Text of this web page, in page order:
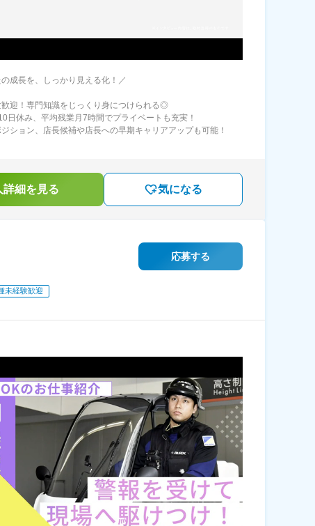
成長を、しっかり見える化！／
迎！専門知識をじっくり身につけられる◎
日休み、平均残業月7時間でプライベートも充実！
ション、店長候補や店長への早期キャリアアップも可能！
詳細を見る 気になる
未経験歓迎
応募する